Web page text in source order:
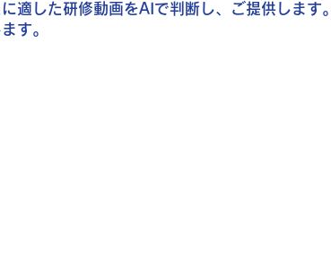
適した研修動画をAIで判断し、ご提供します。
す。